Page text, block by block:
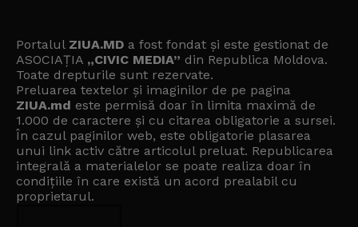
Portalul ZIUA.MD a fost fondat și este gestionat de
ASOCIAȚIA „CIVIC MEDIA” din Republica Moldova.
Toate drepturile sunt rezervate.
Preluarea textelor și imaginilor de pe pagina
ZIUA.md este permisă doar în limita maximă de
1.000 de caractere și cu citarea obligatorie a sursei.
În cazul paginilor web, este obligatorie plasarea
unui link activ către articolul preluat. Republicarea
integrală a materialelor se poate realiza doar în
condițiile în care există un acord prealabil cu
proprietarul.